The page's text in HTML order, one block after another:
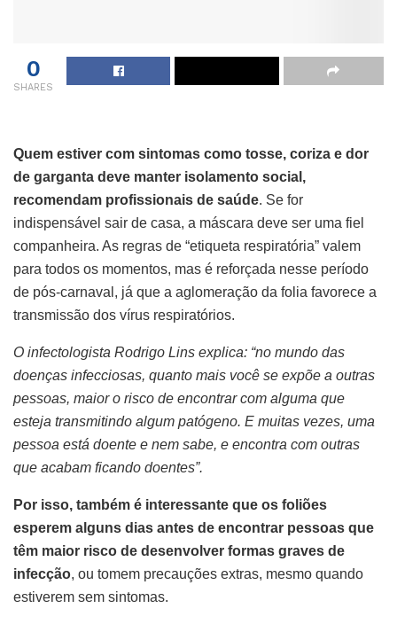
0
SHARES
Quem estiver com sintomas como tosse, coriza e dor
de garganta deve manter isolamento social,
recomendam profissionais de saúde. Se for
indispensável sair de casa, a máscara deve ser uma fiel
companheira. As regras de “etiqueta respiratória” valem
para todos os momentos, mas é reforçada nesse período
de pós-carnaval, já que a aglomeração da folia favorece a
transmissão dos vírus respiratórios.
O infectologista Rodrigo Lins explica: “no mundo das
doenças infecciosas, quanto mais você se expõe a outras
pessoas, maior o risco de encontrar com alguma que
esteja transmitindo algum patógeno. E muitas vezes, uma
pessoa está doente e nem sabe, e encontra com outras
que acabam ficando doentes”.
Por isso, também é interessante que os foliões
esperem alguns dias antes de encontrar pessoas que
têm maior risco de desenvolver formas graves de
infecção, ou tomem precauções extras, mesmo quando
estiverem sem sintomas.